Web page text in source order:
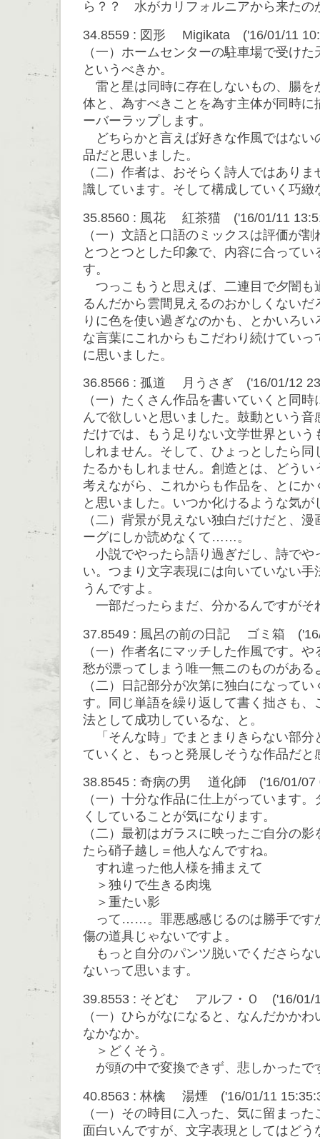
ら？？ 水がカリフォルニアから来たの
34.8559 : 図形 Migikata ('16/01/11
（一）ホームセンターの駐車場で受け
というべきか。
雷と星は同時に存在しないもの、腸を
体と、為すべきことを為す主体が同時に
ーバーラップします。
どちらかと言えば好きな作風ではない
品だと思いました。
（二）作者は、おそらく詩人ではあり
識しています。そして構成していく巧緻
35.8560 : 風花 紅茶猫 ('16/01/11
（一）文語と口語のミックスは評価が
とつとつとした印象で、内容に合って
す。
つっこもうと思えば、二連目で夕闇も
るんだから雲間見えるのおかしくない
りに色を使い過ぎなのかも、とかいろ
な言葉にこれからもこだわり続けていっ
に思いました。
36.8566 : 孤道 月うさぎ ('16/01/12
（一）たくさん作品を書いていくと同
んで欲しいと思いました。鼓動という
だけでは、もう足りない文学世界という
しれません。そして、ひょっとしたら
たるかもしれません。創造とは、どうい
考えながら、これからも作品を、とにか
と思いました。いつか化けるような気が
（二）背景が見えない独白だけだと、
ーグにしか読めなくて……。
小説でやったら語り過ぎだし、詩でや
い。つまり文字表現には向いていない手
うんですよ。
一部だったらまだ、分かるんですがそ
37.8549 : 風呂の前の日記 ゴミ箱
（一）作者名にマッチした作風です。
愁が漂ってしまう唯一無ニのものがある
（二）日記部分が次第に独白になって
す。同じ単語を繰り返して書く拙さも、
法として成功しているな、と。
「そんな時」でまとまりきらない部分
ていくと、もっと発展しそうな作品だと
38.8545 : 奇病の男 道化師 ('16/01/
（一）十分な作品に仕上がっています
くしていることが気になります。
（二）最初はガラスに映ったご自分の
たら硝子越し＝他人なんですね。
すれ違った他人様を捕まえて
＞独りで生きる肉塊
＞重たい影
って……。罪悪感感じるのは勝手です
傷の道具じゃないですよ。
もっと自分のパンツ脱いでくださらな
ないって思います。
39.8553 : そどむ アルフ・Ｏ ('16/01/
（一）ひらがなになると、なんだかか
なかなか。
＞どくそう。
が頭の中で変換できず、悲しかったで
40.8563 : 林檎 湯煙 ('16/01/11
（一）その時目に入った、気に留まっ
面白いんですが、文字表現としてはどう